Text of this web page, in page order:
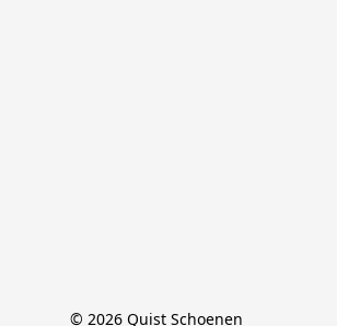
© 2026 Quist Schoenen